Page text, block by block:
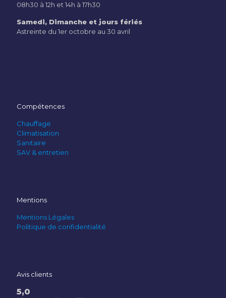
08h30 à 12h et 14h à 17h30
Samedi, Dimanche et jours fériés
Astreinte du 1er octobre au 30 avril
Compétences
Chauffage
Climatisation
Sanitaire
SAV & entretien
Mentions
Mentions Légales
Politique de confidentialité
Avis clients
5,0